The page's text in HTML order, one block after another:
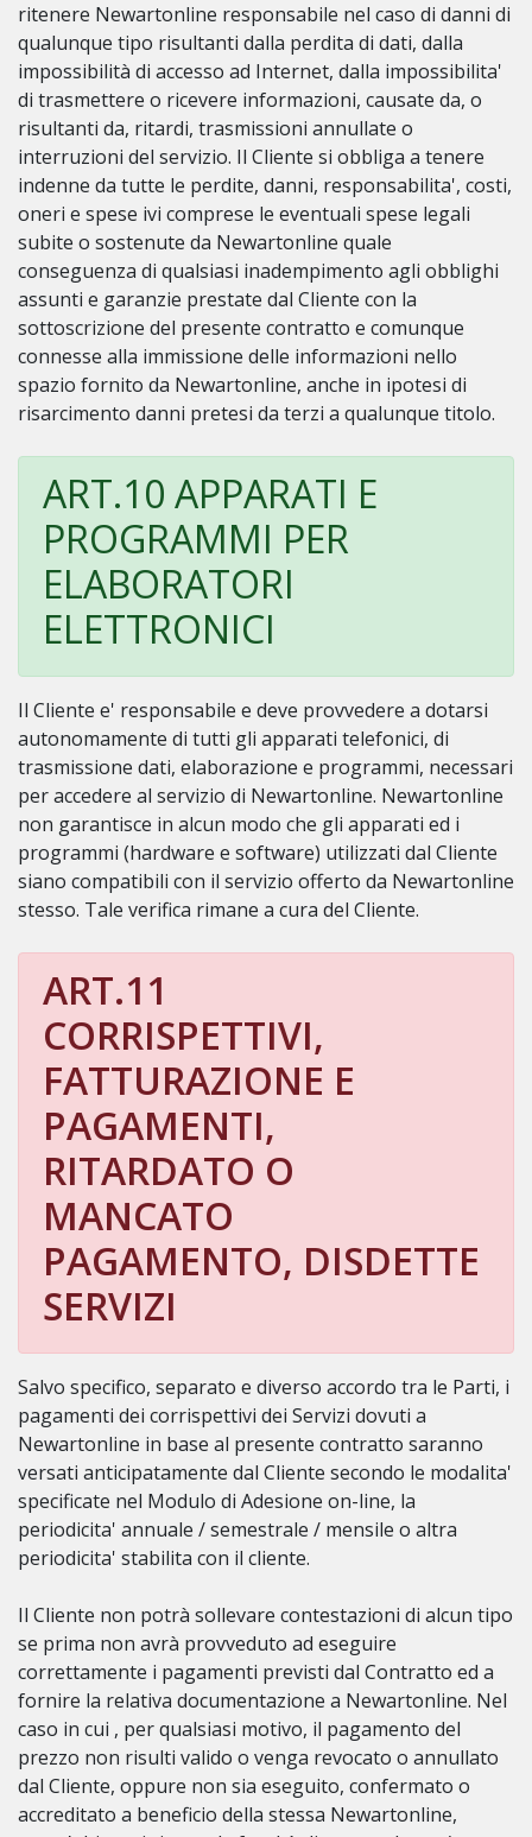
ritenere Newartonline responsabile nel caso di danni di
qualunque tipo risultanti dalla perdita di dati, dalla
impossibilità di accesso ad Internet, dalla impossibilita'
di trasmettere o ricevere informazioni, causate da, o
risultanti da, ritardi, trasmissioni annullate o
interruzioni del servizio. Il Cliente si obbliga a tenere
indenne da tutte le perdite, danni, responsabilita', costi,
oneri e spese ivi comprese le eventuali spese legali
subite o sostenute da Newartonline quale
conseguenza di qualsiasi inadempimento agli obblighi
assunti e garanzie prestate dal Cliente con la
sottoscrizione del presente contratto e comunque
connesse alla immissione delle informazioni nello
spazio fornito da Newartonline, anche in ipotesi di
risarcimento danni pretesi da terzi a qualunque titolo.
ART.10 APPARATI E
PROGRAMMI PER
ELABORATORI
ELETTRONICI
Il Cliente e' responsabile e deve provvedere a dotarsi
autonomamente di tutti gli apparati telefonici, di
trasmissione dati, elaborazione e programmi, necessari
per accedere al servizio di Newartonline. Newartonline
non garantisce in alcun modo che gli apparati ed i
programmi (hardware e software) utilizzati dal Cliente
siano compatibili con il servizio offerto da Newartonline
stesso. Tale verifica rimane a cura del Cliente.
ART.11
CORRISPETTIVI,
FATTURAZIONE E
PAGAMENTI,
RITARDATO O
MANCATO
PAGAMENTO, DISDETTE
SERVIZI
Salvo specifico, separato e diverso accordo tra le Parti, i
pagamenti dei corrispettivi dei Servizi dovuti a
Newartonline in base al presente contratto saranno
versati anticipatamente dal Cliente secondo le modalita'
specificate nel Modulo di Adesione on-line, la
periodicita' annuale / semestrale / mensile o altra
periodicita' stabilita con il cliente.
Il Cliente non potrà sollevare contestazioni di alcun tipo
se prima non avrà provveduto ad eseguire
correttamente i pagamenti previsti dal Contratto ed a
fornire la relativa documentazione a Newartonline. Nel
caso in cui , per qualsiasi motivo, il pagamento del
prezzo non risulti valido o venga revocato o annullato
dal Cliente, oppure non sia eseguito, confermato o
accreditato a beneficio della stessa Newartonline,